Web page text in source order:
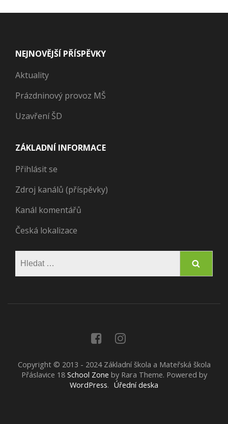
NEJNOVĚJŠÍ PŘÍSPĚVKY
Aktuality
Prázdninový provoz MŠ
Uzavření ŠD
ZÁKLADNÍ INFORMACE
Přihlásit se
Zdroj kanálů (příspěvky)
Kanál komentářů
Česká lokalizace
Copyright © 2013 - 2024 Základní škola a Mateřská škola
Přáslavice 18 School Zone by Rara Theme. Powered by
WordPress. Úřední deska